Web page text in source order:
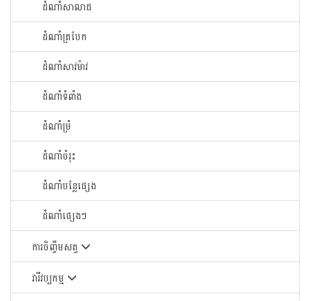
ដំណាំសាលាដ
ដំណាំត្របែក
ដំណាំសាវម៉ាវ
ដំណាំទំពាំង
ដំណាំម្រំ
ដំណាំចំរុះ
ដំណាំបន្លែផ្សេង
ដំណាំផ្សេងៗ
ការចិញ្ចឹមសត្វ
វារីវប្បកម្ម